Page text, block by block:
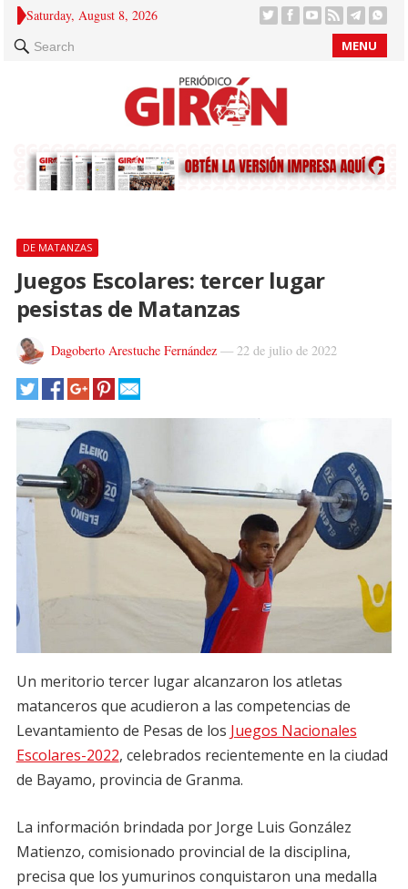
Saturday, August 8, 2026
Search MENU
DE MATANZAS
Juegos Escolares: tercer lugar
pesistas de Matanzas
Dagoberto Arestuche Fernández— 22 de julio de 2022
Un meritorio tercer lugar alcanzaron los atletas
matanceros que acudieron a las competencias de
Levantamiento de Pesas de los Juegos Nacionales
Escolares-2022, celebrados recientemente en la ciudad
de Bayamo, provincia de Granma.
La información brindada por Jorge Luis González
Matienzo, comisionado provincial de la disciplina,
precisa que los yumurinos conquistaron una medalla